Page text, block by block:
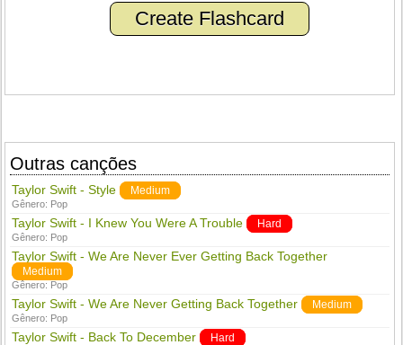
Create Flashcard
Outras canções
Taylor Swift - Style Medium
Gênero: Pop
Taylor Swift - I Knew You Were A Trouble Hard
Gênero: Pop
Taylor Swift - We Are Never Ever Getting Back Together
Medium
Gênero: Pop
Taylor Swift - We Are Never Getting Back Together Medium
Gênero: Pop
Taylor Swift - Back To December Hard